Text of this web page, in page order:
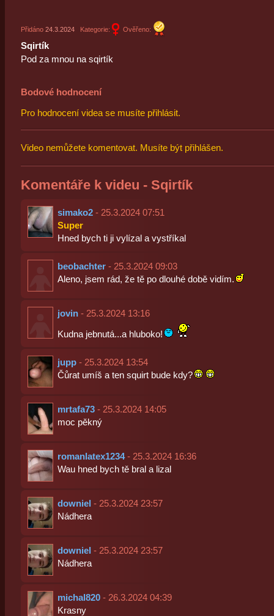
Přidáno 24.3.2024 Kategorie: Ověřeno:
Sqirtík
Pod za mnou na sqirtík
Bodové hodnocení
Pro hodnocení videa se musíte přihlásit.
Video nemůžete komentovat. Musíte být přihlášen.
Komentáře k videu - Sqirtík
simako2- 25.3.2024 07:51
Super
Hned bych ti ji vylízal a vystříkal
beobachter- 25.3.2024 09:03
Aleno, jsem rád, že tě po dlouhé době vidím.
jovin- 25.3.2024 13:16
Kudna jebnutá...a hluboko!
jupp- 25.3.2024 13:54
Čůrat umíš a ten squirt bude kdy?
mrtafa73- 25.3.2024 14:05
moc pěkný
romanlatex1234- 25.3.2024 16:36
Wau hned bych tě bral a lizal
downiel - 25.3.2024 23:57
Nádhera
downiel - 25.3.2024 23:57
Nádhera
michal820- 26.3.2024 04:39
Krasny